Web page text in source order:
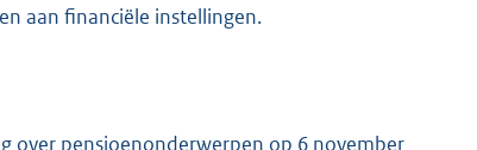
aan financiële instellingen.
over pensioenonderwerpen op 6 november